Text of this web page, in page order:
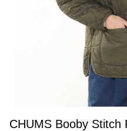
CHUMS Booby Stitch